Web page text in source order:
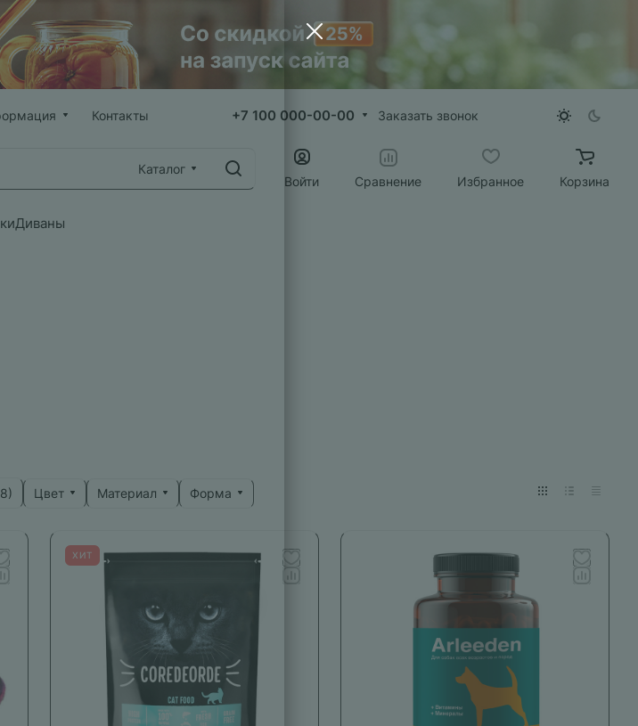
Контакты +7 100 000-00-00 Заказать звонок
Каталог
Войти
Сравнение Избранное Корзина
Диваны
8) Цвет Материал Форма
ХИТ